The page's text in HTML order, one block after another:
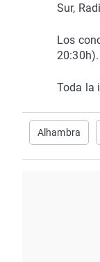
Sur,
Los
20:30h).
Toda la
Alhambra